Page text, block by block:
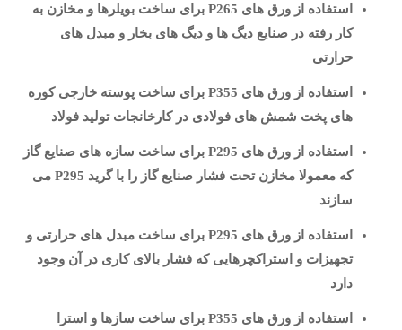
استفاده از ورق های P265 برای ساخت بویلرها و مخازن به
کار رفته در صنایع دیگ ها و دیگ های بخار و مبدل های
حرارتی
استفاده از ورق های P355 برای ساخت پوسته خارجی کوره
های پخت شمش های فولادی در کارخانجات تولید فولاد
استفاده از ورق های P295 برای ساخت سازه های صنایع گاز
که معمولا مخازن تحت فشار صنایع گاز را با گرید P295 می
سازند
استفاده از ورق های P295 برای ساخت مبدل های حرارتی و
تجهیزات و استراکچرهایی که فشار بالای کاری در آن وجود
دارد
استفاده از ورق های P355 برای ساخت سازها و استرا